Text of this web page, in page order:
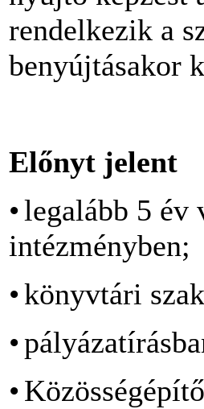
rendelkezik a
benyújtásakor
Előnyt jelent
•legalább 5 év
intézményben;
•könyvtári
•
•